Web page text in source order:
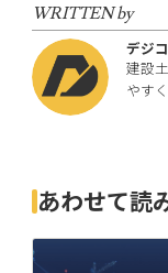
WRITTEN by
デジ
建設
やす
あわせて読